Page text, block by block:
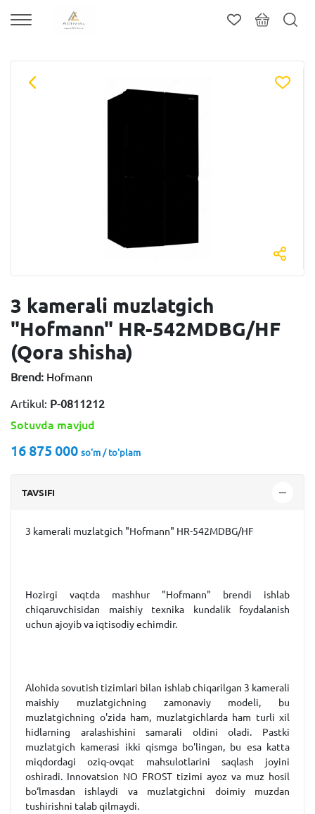
3 kamerali muzlatgich
"Hofmann" HR-542MDBG/HF
(Qora shisha)
Brend: Hofmann
Artikul: P-0811212
Sotuvda mavjud
16 875 000 so'm / to'plam
TAVSIFI
3 kamerali muzlatgich "Hofmann" HR-542MDBG/HF
Hozirgi vaqtda mashhur "Hofmann" brendi ishlab
chiqaruvchisidan maishiy texnika kundalik foydalanish
uchun ajoyib va ​​iqtisodiy echimdir.
Alohida sovutish tizimlari bilan ishlab chiqarilgan 3 kamerali
maishiy muzlatgichning zamonaviy modeli, bu
muzlatgichning o'zida ham, muzlatgichlarda ham turli xil
hidlarning aralashishini samarali oldini oladi. Pastki
muzlatgich kamerasi ikki qismga bo'lingan, bu esa katta
miqdordagi oziq-ovqat mahsulotlarini saqlash joyini
oshiradi. Innovatsion NO FROST tizimi ayoz va muz hosil
bo‘lmasdan ishlaydi va muzlatgichni doimiy muzdan
tushirishni talab qilmaydi.